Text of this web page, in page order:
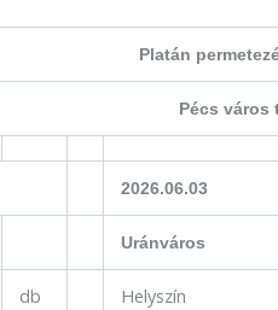
Platán
Pécs város
2026.06.03
Uránváros
db Helyszín